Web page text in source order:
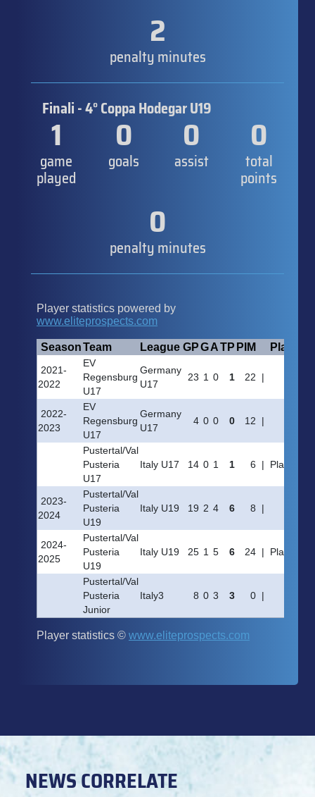
2
penalty minutes
Finali - 4° Coppa Hodegar U19
1
game
played
0
goals
0
assist
0
total
points
0
penalty minutes
NEWS CORRELATE